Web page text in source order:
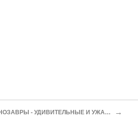
ДИНОЗАВРЫ - УДИВИТЕЛЬНЫЕ И УЖАСНЫЕ ЯЩЕРЫ →